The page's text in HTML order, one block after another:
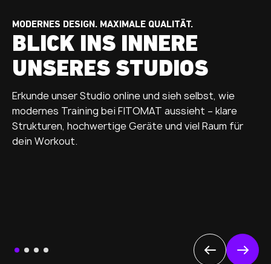
MODERNES DESIGN. MAXIMALE QUALITÄT.
BLICK INS INNERE
UNSERES STUDIOS
Erkunde unser Studio online und sieh selbst, wie
modernes Training bei FITOMAT aussieht – klare
Strukturen, hochwertige Geräte und viel Raum für
dein Workout.